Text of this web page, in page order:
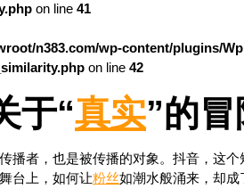
on line 41
n383.com/wp-content/plugins/
on line 42
于“真实”的
者，也是被传播的对象。抖音，这个
台上，如何让粉丝如潮水般涌来，却成